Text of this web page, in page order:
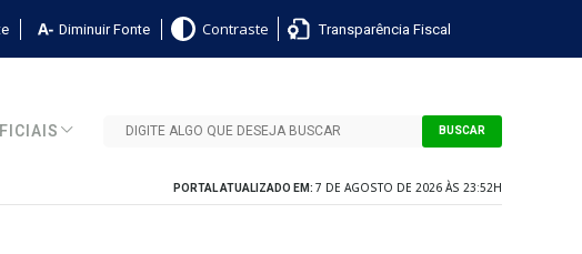
Diminuir Fonte Contraste Transparência Fiscal
BUSCAR
PORTAL ATUALIZADO EM: 7 DE AGOSTO DE 2026 ÀS 23:52H